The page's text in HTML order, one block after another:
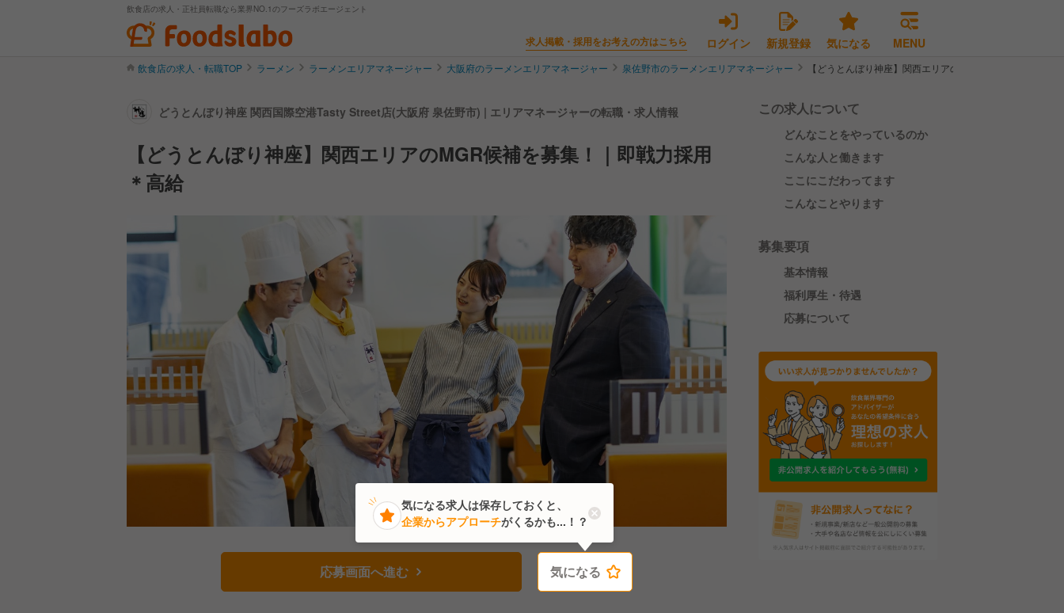
飲食店の求人・正社員転職なら業界NO.1のフーズラボエージェント
求人掲載・採用をお考えの方はこちら ログイン 新規登録 気になる MENU
飲食店の求人・転職TOP ラーメン ラーメンエリアマネージャー 大阪府のラーメンエリアマネージャー 泉佐野市のラーメンエリアマネージャー 【どうとんぼり神座】関西エリアのMGR候補を募集！｜即
どうとんぼり神座 関西国際空港Tasty Street店(大阪府 泉佐野市) | エリアマネージャーの転職・求人情報
【どうとんぼり神座】関西エリアのMGR候補を募集！｜即戦力採用
＊高給
応募画面へ進む 気になる
この求人について
どんなことをやっているのか
こんな人と働きます
ここにこだわってます
こんなことやります
募集要項
基本情報
福利厚生・待遇
応募について
気になる
気になる求人は保存しておくと、
企業からアプローチがくるかも...！？